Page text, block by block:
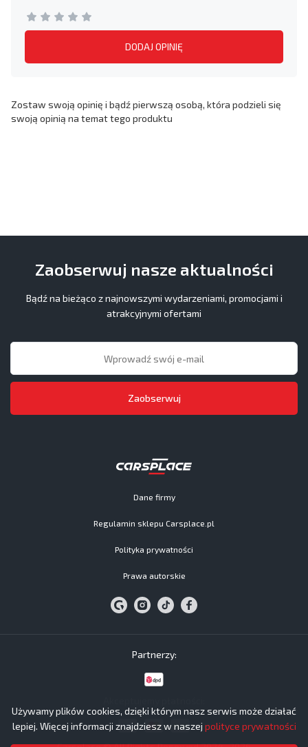
Używamy plików cookies, dzięki którym nasz serwis może działać
lepiej. Więcej informacji znajdziesz w naszej polityce prywatności
DODAJ OPINIĘ
Zostaw swoją opinię i bądź pierwszą osobą, która podzieli się
swoją opinią na temat tego produktu
Dane firmy
Regulamin sklepu Carsplace.pl
Polityka prywatności
Prawa autorskie
Zaobserwuj nasze aktualności
Bądź na bieżąco z najnowszymi wydarzeniami, promocjami i
atrakcyjnymi ofertami
Zaobserwuj
Partnerzy: